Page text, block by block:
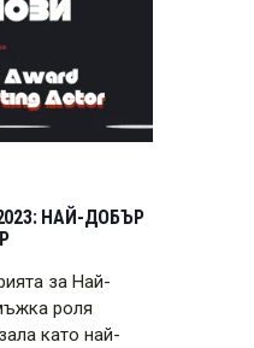
НАЙ-ДОБЪР
за Най-
роля
като най-